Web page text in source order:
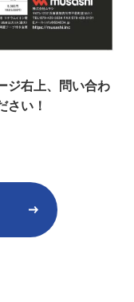
ジ右上、問い合わ
さい！